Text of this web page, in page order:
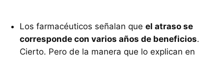
Los farmacéuticos señalan que el atraso se
corresponde con varios años de beneficios.
Cierto. Pero de la manera que lo explican en